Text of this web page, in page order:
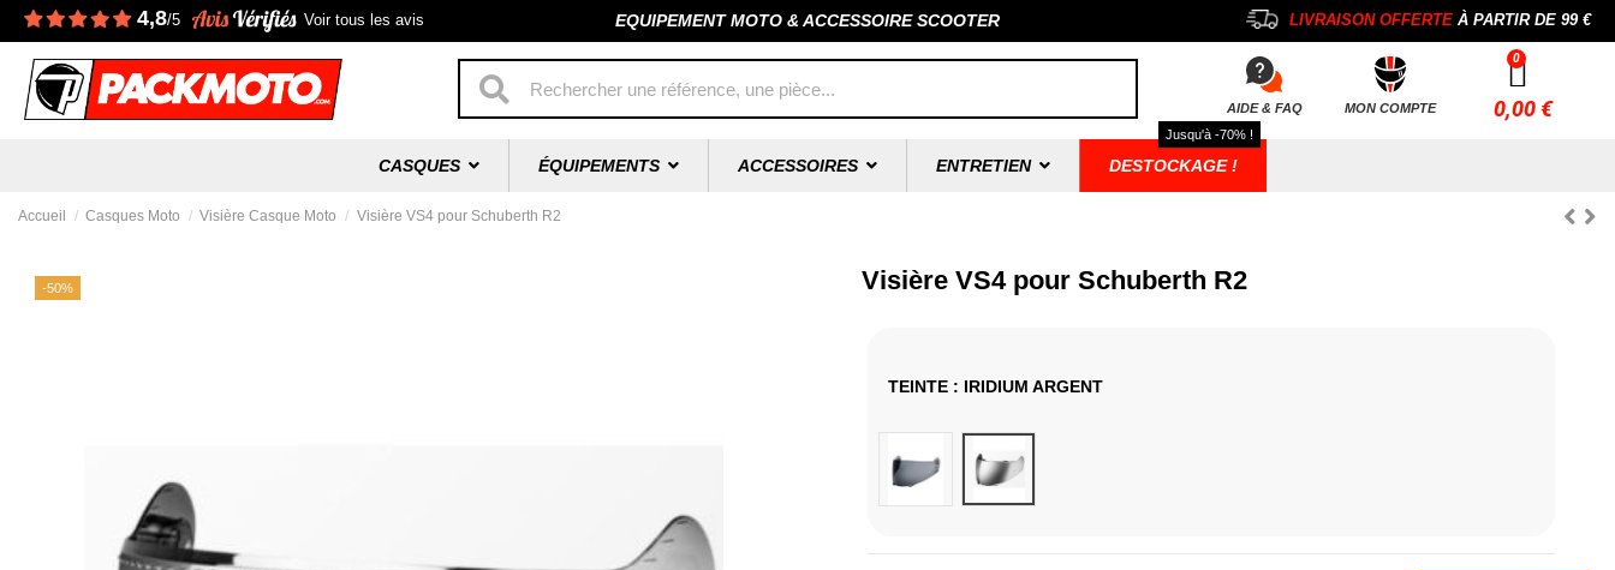
4,8/5 Voir tous les avis EQUIPEMENT MOTO & ACCESSOIRE SCOOTER LIVRAISON OFFERTEÀ PARTIR DE 99 €
AIDE & FAQ MON COMPTE 0,00 €
CASQUES ÉQUIPEMENTS ACCESSOIRES ENTRETIEN DESTOCKAGE !
Jusqu'à -70% !
Accueil Casques Moto Visière Casque Moto Visière VS4 pour Schuberth R2
-50% Visière VS4 pour Schuberth R2
TEINTE : IRIDIUM ARGENT